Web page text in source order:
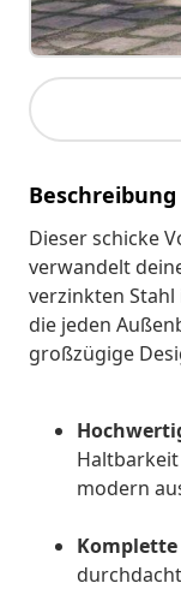
Beschreibung
Dieser schicke
verwandelt
verzinkten
die jeden
großzügige
modern